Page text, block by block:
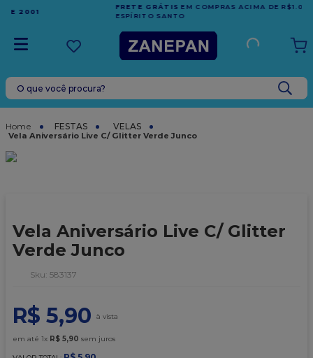
EM COMPRAS ACIMA DE R$1.000,00 PARA O
ESPÍRITO SANTO
O que você procura?
FESTAS VELAS
Vela Aniversário Live C/ Glitter Verde Junco
Vela Aniversário Live C/ Glitter
Verde Junco
: 583137
R$ 5,90
em até 1x R$ 5,90 sem juros
TERMOS MAIS BUSCADOS
caixa
6
sacola
9º
caixa kraft
10º chocolate